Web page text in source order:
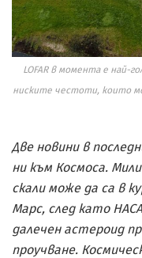
LOFAR в момента е най-
ниските честоти, които
Две новини в
ни към Космоса.
скали може да са в
Марс, след като
далечен астероид
проучване.